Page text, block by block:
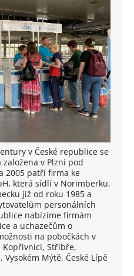
v České republice se
v Plzni pod
2005 patří firma ke
která sídlí v Norimberku.
již od roku 1985 a
personálních
nabízíme firmám
a uchazečům o
na pobočkách v
Kopřivnici, Stříbře,
Mýtě, České Lípě